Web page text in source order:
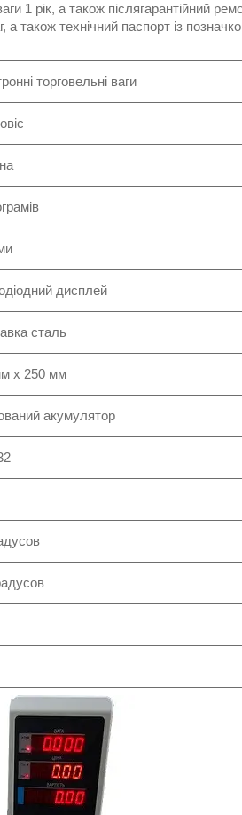
1 рік, а також післягарантійний
а також технічний паспорт із
торговельні ваги
дисплей
сталь
х 250 мм
акумулятор